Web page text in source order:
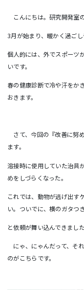
こんにちは。研究開発室
3月が始まり、暖かく過ごし
個人的には、外でスポーツ
いです。
春の健康診断で冷や汗をか
おきます。
さて、今回の『改善に努
ます。
溶接時に使用していた治具
めをしづらくなった。
これでは、動物が逃げ出す
い。ついでに、横のガタつ
と依頼が舞い込んできました
にゃ、にゃんだって、そ
のがこちらです。